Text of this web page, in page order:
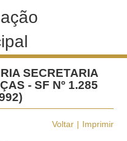
SECRETARIA
- SF Nº 1.285
Voltar Imprimir